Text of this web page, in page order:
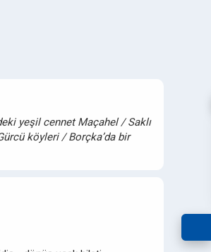
yeşil cennet Maçahel / Saklı
köyleri / Borçka’da bir